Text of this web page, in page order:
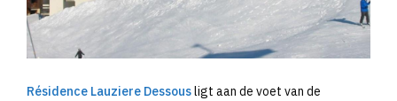
Résidence Lauziere Dessousligt aan de voet van de